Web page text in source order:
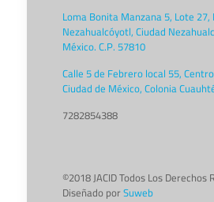
Loma Bonita Manzana 5, Lote
Nezahualcóyotl, Ciudad
México. C.P. 57810
Calle 5 de Febrero local 55,
Ciudad de México, Colonia
7282854388
©2018 JACID Todos Los Derechos
Diseñado porSuweb